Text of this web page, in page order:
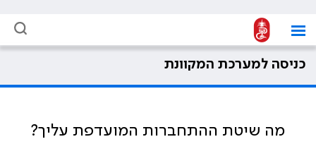
כניסה למערכת המקוונת
מה שיטת ההתחברות המועדפת עליך?